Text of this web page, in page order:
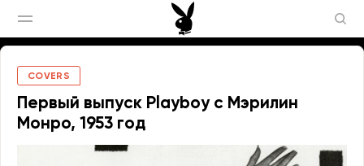
COVERS
Первый выпуск Playboy с Мэрилин
Монро, 1953 год